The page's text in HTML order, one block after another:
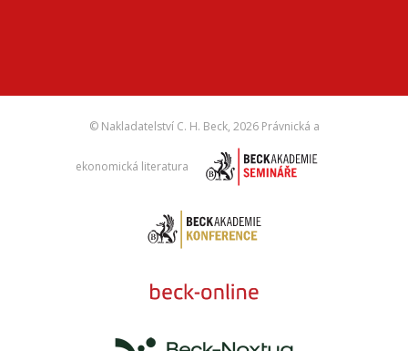
© Nakladatelství C. H. Beck, 2026 Právnická a
ekonomická literatura